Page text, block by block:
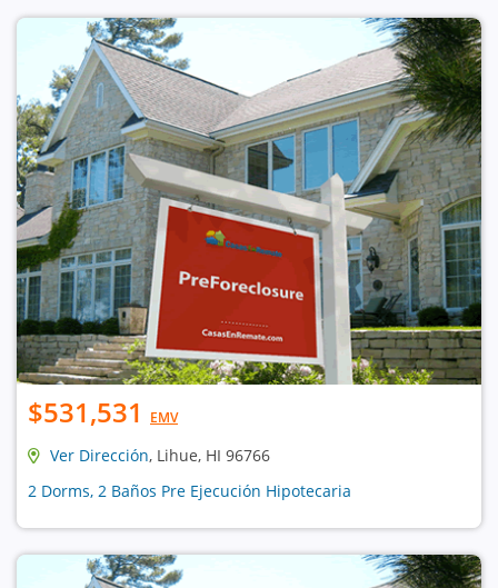
$531,531 EMV
Ver Dirección, Lihue, HI 96766
2 Dorms, 2 Baños Pre Ejecución Hipotecaria